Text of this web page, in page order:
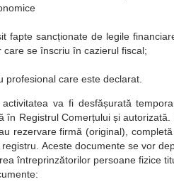
fapte sancționate de legile
care se înscriu în cazierul fiscal;
profesional care este declarat.
va fi desfășurată
în Registrul Comerțului și
rezervare firmă (original),
Aceste documente se vor
întreprinzătorilor persoane fizice